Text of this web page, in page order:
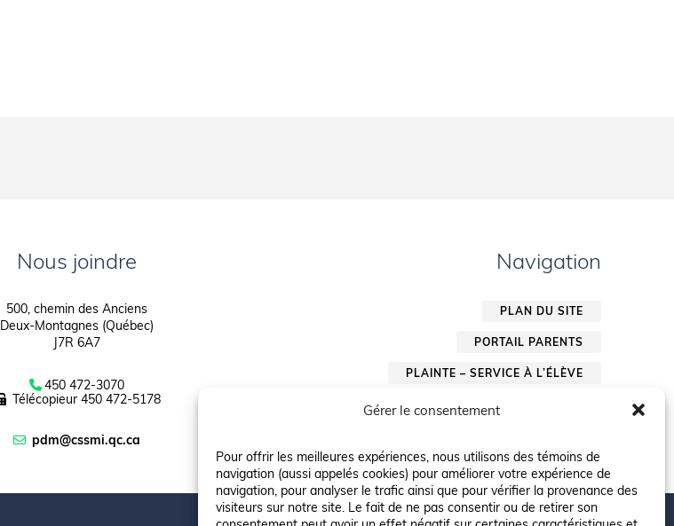
Gérer le consentement
Pour offrir les meilleures expériences, nous utilisons des témoins de
navigation (aussi appelés cookies) pour améliorer votre expérience de
navigation, pour analyser le trafic ainsi que pour vérifier la provenance des
visiteurs sur notre site. Le fait de ne pas consentir ou de retirer son
Nous joindre
500, chemin des Anciens
Deux-Montagnes (Québec)
J7R 6A7
450 472-3070
Télécopieur 450 472-5178
pdm@cssmi.qc.ca
Navigation
PLAN DU SITE
PORTAIL PARENTS
PLAINTE – SERVICE À L’ÉLÈVE
POLITIQUE DE CONFIDENTIALITÉ